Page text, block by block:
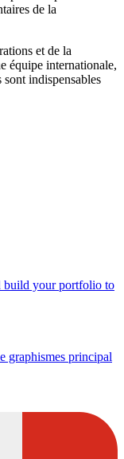
de la
et de la
équipe internationale,
sont indispensables
build your portfolio to
graphismes principal